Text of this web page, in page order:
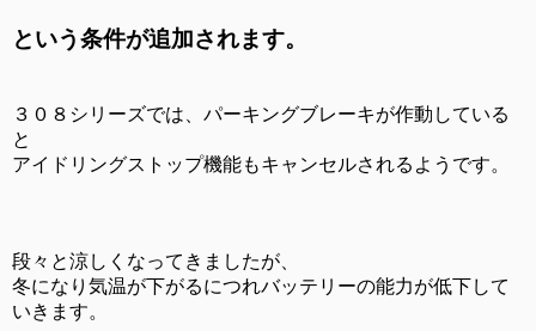
という条件が追加されます。
３０８シリーズでは、パーキングブレーキが作動している
と
アイドリングストップ機能もキャンセルされるようです。
段々と涼しくなってきましたが、
冬になり気温が下がるにつれバッテリーの能力が低下して
いきます。